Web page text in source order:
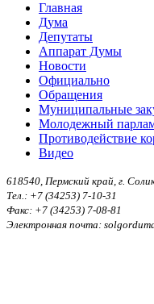
Главная
Дума
Депутаты
Аппарат Думы
Новости
Официально
Обращения
Муниципальные
Молодежный
Противодействие
Видео
618540, Пермский край, г.
Тел.: +7 (34253) 7-10-31
Факс: +7 (34253) 7-08-81
Электронная почта: